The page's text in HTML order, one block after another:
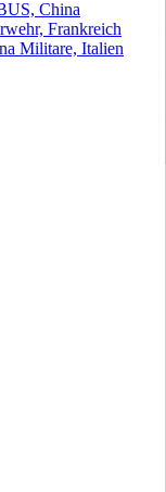
China
Frankreich
Militare, Italien